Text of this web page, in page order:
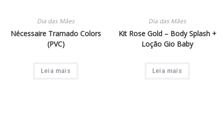
Dia das Mães
Nécessaire Tramado Colors
(PVC)
Leia mais
Dia das Mães
Kit Rose Gold – Body Splash +
Loção Gio Baby
Leia mais